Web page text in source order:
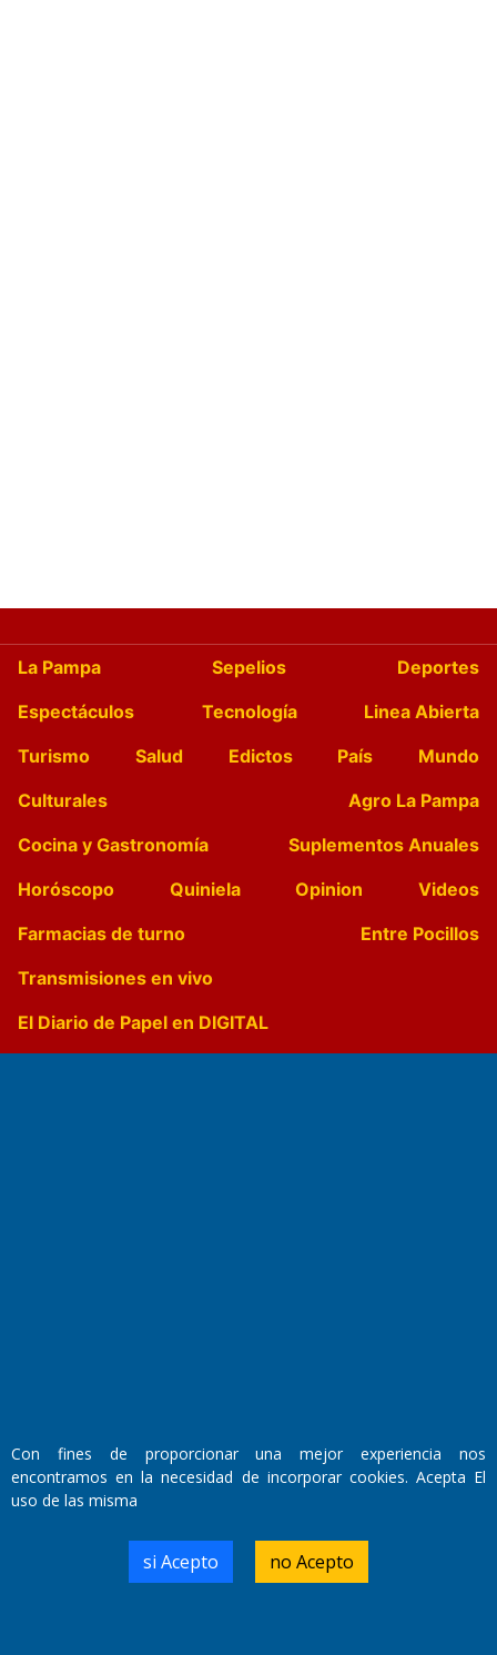
La Pampa Sepelios
Deportes
Espectáculos
Tecnología
Linea Abierta
Turismo
Salud Edictos País
Mundo
Culturales
Agro La Pampa
Cocina y Gastronomía
Suplementos Anuales
Horóscopo
Quiniela Opinion
Videos
Farmacias de turno
Entre Pocillos
Transmisiones en vivo
El Diario de Papel en DIGITAL
Walter René Goñi
Domicilio Legal: José Ingenieros 855,
Santa Rosa, La Pampa.
Número de Registro DNDA:
Con fines de proporcionar una mejor experiencia nos
encontramos en la necesidad de incorporar cookies. Acepta El
uso de las misma
si Acepto no Acepto